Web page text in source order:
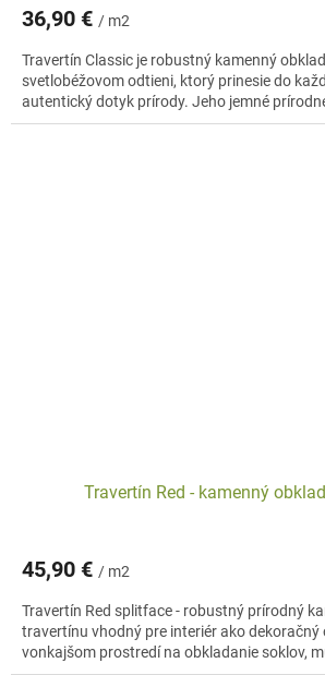
36,90 € / m2
Travertín Classic je robustný kamenný
svetlobéžovom odtieni, ktorý prinesie do
autentický dotyk prírody. Jeho jemné
Travertín Red - kamenný
45,90 € / m2
Travertín Red splitface - robustný prírodný
travertínu vhodný pre interiér ako dekoračný
vonkajšom prostredí na obkladanie soklov,